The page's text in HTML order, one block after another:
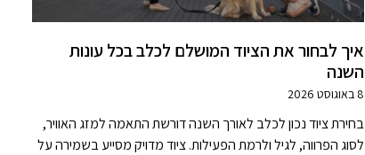
איך לבחור את הציוד המושלם לכלב בכל עונות
השנה
8 באוגוסט 2026
בחירת ציוד נכון לכלב לאורך השנה דורשת התאמה למזג האוויר,
לסוג הפרווה, לגיל ולרמת הפעילות. ציוד מדויק מסייע בשמירה על